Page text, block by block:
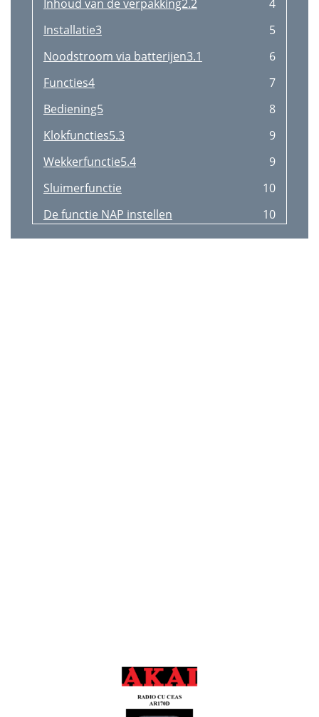
Inhoud van de verpakking2.2
4
Installatie3
5
Noodstroom via batterijen3.1
6
Functies4
7
Bediening5
8
Klokfuncties5.3
9
Wekkerfunctie5.4
9
Sluimerfunctie
10
De functie NAP instellen
10
Reiniging en onderhoud6
11